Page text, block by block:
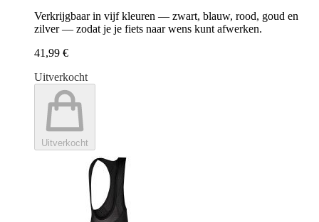
Verkrijgbaar in vijf kleuren — zwart, blauw, rood, goud en
zilver — zodat je je fiets naar wens kunt afwerken.
41,99 €
Uitverkocht
Uitverkocht